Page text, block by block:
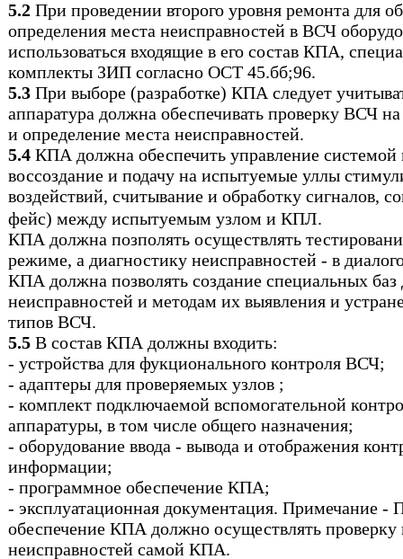
5.2 При проведении второго уровня ремонта для
определения места неисправностей в ВСЧ
использоваться входящие в его состав КПА,
комплекты ЗИП согласно ОСТ 45.бб;96.
5.3 При выборе (разработке) КПА следует
аппаратура должна обеспечивать проверку ВСЧ
и определение места неисправностей.
5.4 КПА должна обеспечить управление системой
воссоздание и подачу на испытуемые уллы
воздействий, считывание и обработку сигналов,
фейс) между испытуемым узлом и КПЛ.
КПА должна позполять осуществлять
режиме, а диагностику неисправностей - в
КПА должна позволять создание специальных
неисправностей и методам их выявления и
типов ВСЧ.
5.5 В состав КПА должны входить:
- устройства для фукционального контроля ВСЧ;
- адаптеры для проверяемых узлов ;
- комплект подключаемой вспомогательной
аппаратуры, в том числе общего назначения;
- оборудование ввода - вывода и отображения
информации;
- программное обеспечение КПА;
- эксплуатационная документация. Примечание -
обеспечение КПА должно осуществлять проверку
неисправностей самой КПА.